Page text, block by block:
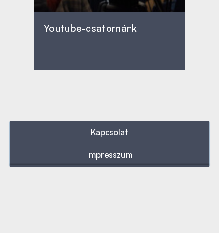
Youtube-csatornánk
Kapcsolat
Impresszum